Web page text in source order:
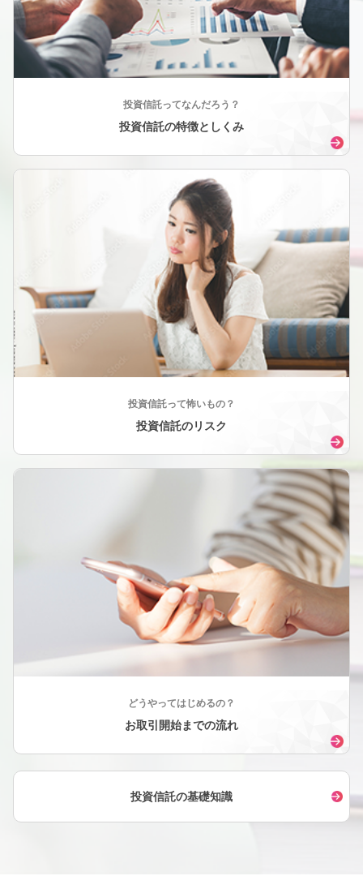
投資信託ってなんだろう？
投資信託の特徴としくみ
投資信託って怖いもの？
投資信託のリスク
どうやってはじめるの？
お取引開始までの流れ
投資信託の基礎知識